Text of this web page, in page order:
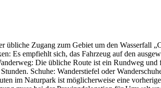
Zugang zum Gebiet um den Wasserfall
Es empfiehlt sich, das Fahrzeug auf den
Die übliche Route ist ein Rundweg
Schuhe: Wanderstiefel oder
im Naturpark ist möglicherweise eine